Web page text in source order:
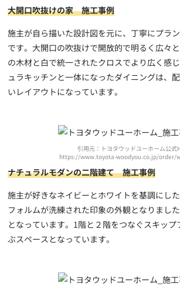
大開口吹抜けの家 施工事例
施主が自ら描いた設計図を元に、丁寧にプラ
です。大開口の吹抜けで開放的で明るく広々
の木材と白で統一されたクロスでより広く感
ュラキッチンと一体になったダイニングは、
いレイアウトになっています。
引用元：トヨタウッドユーホーム公式
https://www.toyota-woodyou.co.jp/order/
ナチュラルモダンの二階建て 施工事例
施主が好きなネイビーとホワイトを基調にし
フォルムが洗練された印象の外観となりまし
となっています。1階と２階をつなぐスキッ
ぶスペースとなっています。